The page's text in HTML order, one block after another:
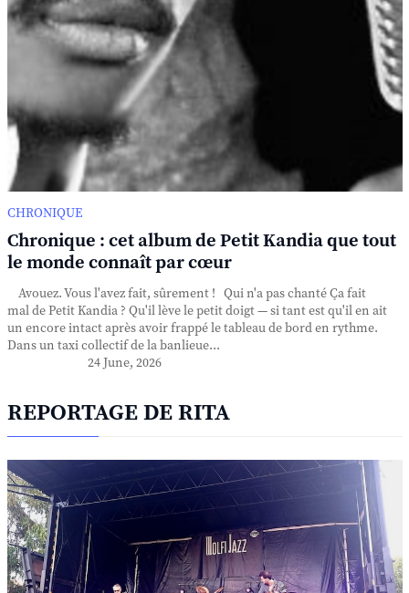
CHRONIQUE
Chronique : cet album de Petit Kandia que tout
le monde connaît par cœur
Avouez. Vous l'avez fait, sûrement ! Qui n'a pas chanté Ça fait
mal de Petit Kandia ? Qu'il lève le petit doigt — si tant est qu'il en ait
un encore intact après avoir frappé le tableau de bord en rythme.
Dans un taxi collectif de la banlieue...
24 June, 2026
REPORTAGE DE RITA